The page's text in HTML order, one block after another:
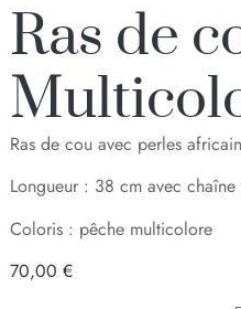
Ras de
Ras de cou avec perles
Longueur : 38 cm avec
Coloris : pêche multicolore
70,00 €